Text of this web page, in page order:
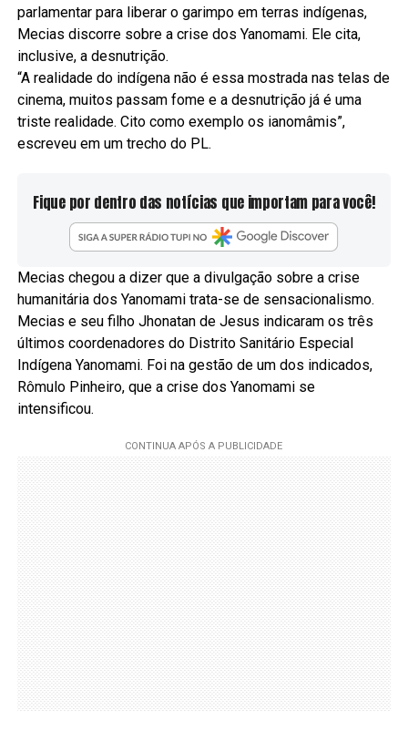
parlamentar para liberar o garimpo em terras indígenas,
Mecias discorre sobre a crise dos Yanomami. Ele cita,
inclusive, a desnutrição.
“A realidade do indígena não é essa mostrada nas telas de
cinema, muitos passam fome e a desnutrição já é uma
triste realidade. Cito como exemplo os ianomâmis”,
escreveu em um trecho do PL.
Fique por dentro das notícias que importam para você!
Mecias chegou a dizer que a divulgação sobre a crise
humanitária dos Yanomami trata-se de sensacionalismo.
Mecias e seu filho Jhonatan de Jesus indicaram os três
últimos coordenadores do Distrito Sanitário Especial
Indígena Yanomami. Foi na gestão de um dos indicados,
Rômulo Pinheiro, que a crise dos Yanomami se
intensificou.